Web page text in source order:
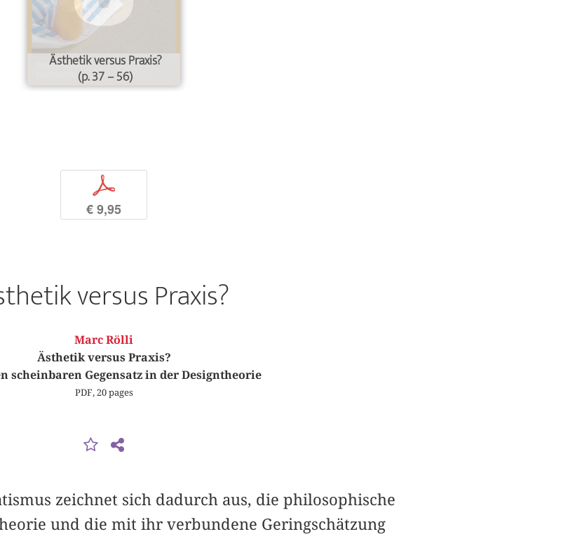
Ästhetik versus Praxis?
(p. 37 – 56)
p
€ 9,95
versus Praxis?
Marc Rölli
Ästhetik versus Praxis?
scheinbaren Gegensatz in der Designtheorie
PDF, 20 pages
zeichnet sich dadurch aus, die philosophische
und die mit ihr verbundene Geringschätzung